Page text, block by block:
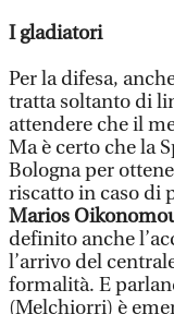
I gladiatori
Per la difesa,
tratta soltanto di
attendere che il
Ma è certo che la
Bologna per
riscatto in caso di
Marios
definito anche
l’arrivo del
formalità. E
(Melchiorri) è